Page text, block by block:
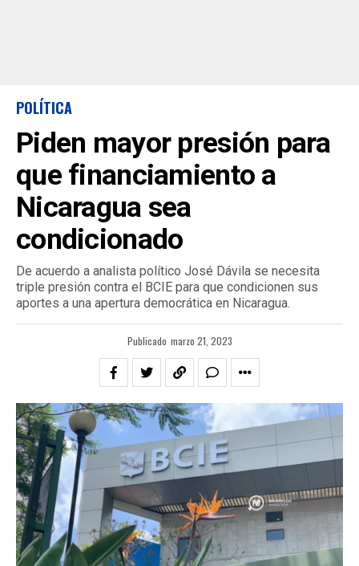
POLÍTICA
Piden mayor presión para
que financiamiento a
Nicaragua sea
condicionado
De acuerdo a analista político José Dávila se necesita
triple presión contra el BCIE para que condicionen sus
aportes a una apertura democrática en Nicaragua.
Publicado marzo 21, 2023